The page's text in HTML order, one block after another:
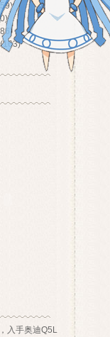
(163)
入手奥迪Q5L